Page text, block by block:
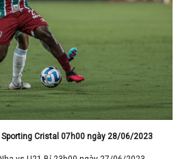
Cristal 07h00 ngày 28/06/2023